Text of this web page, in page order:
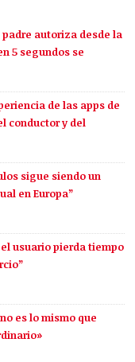
autoriza desde la
5 segundos se
de las apps de
conductor y del
sigue siendo un
en Europa”
usuario pierda tiempo
es lo mismo que